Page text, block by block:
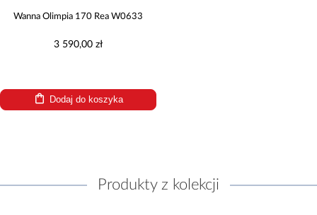
Wanna Olimpia 170 Rea W0633
3 590,00 zł
Dodaj do koszyka
Produkty z kolekcji